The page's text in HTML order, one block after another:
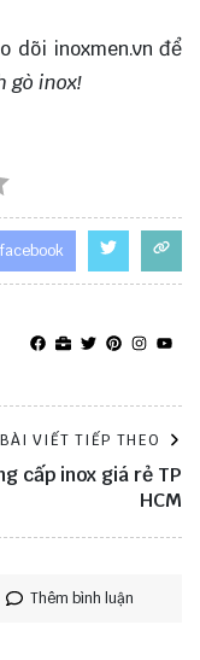
dõi inoxmen.vn để
gò inox!
facebook
BÀI VIẾT TIẾP THEO
cấp inox giá rẻ TP
HCM
Thêm bình luận